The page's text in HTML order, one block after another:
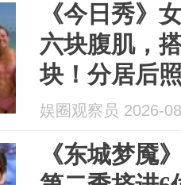
《今日秀》
六块腹肌，
块！分居后
娱圈观察员 2026-
《东城梦魇